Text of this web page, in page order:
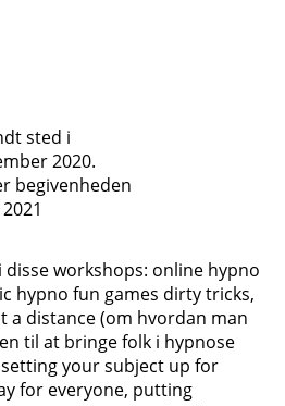
sted i
2020.
begivenheden
disse workshops: online hypno
hypno fun games dirty tricks,
a distance (om hvordan man
til at bringe folk i hypnose
your subject up for
for everyone, putting